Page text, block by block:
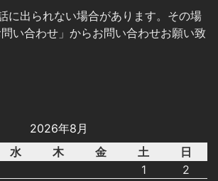
に出られない場合があります。その場
い合わせ」からお問い合わせお願い致
2026年8月
水 木 金 土
日
1
2